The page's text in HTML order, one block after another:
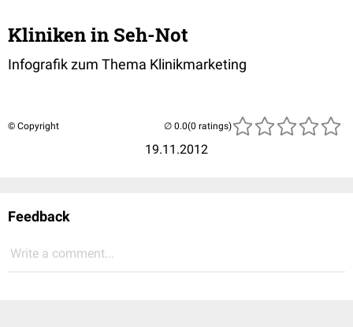
Kliniken in Seh-Not
Infografik zum Thema Klinikmarketing
© Copyright
19.11.2012
(0 ratings)
Feedback
Write a comment...